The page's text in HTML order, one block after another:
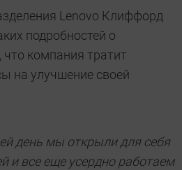
Lenovo Клиффорд
подробностей о
что компания тратит
на улучшение своей
день мы открыли для себя
и все еще усердно работаем